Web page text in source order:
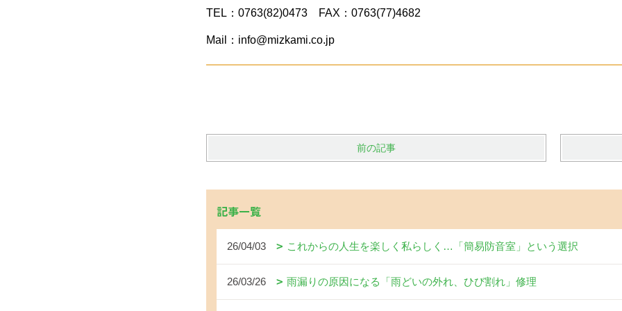
TEL：0763(82)0473 FAX：0763(77)4682
Mail：info@mizkami.co.jp
前の記事
記事一覧
26/04/03 これからの人生を楽しく私らしく…「簡易防音室」という選択
26/03/26 雨漏りの原因になる「雨どいの外れ、ひび割れ」修理